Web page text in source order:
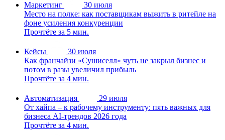
Маркетинг
30 июля
Место на полке: как поставщикам выжить в ритейле на
фоне усиления конкуренции
Прочтёте за 5 мин.
Кейсы
30 июля
Как франчайзи «Сушиселл» чуть не закрыл бизнес и
потом в разы увеличил прибыль
Прочтёте за 4 мин.
Автоматизация
29 июля
От хайпа – к рабочему инструменту: пять важных для
бизнеса AI-трендов 2026 года
Прочтёте за 4 мин.